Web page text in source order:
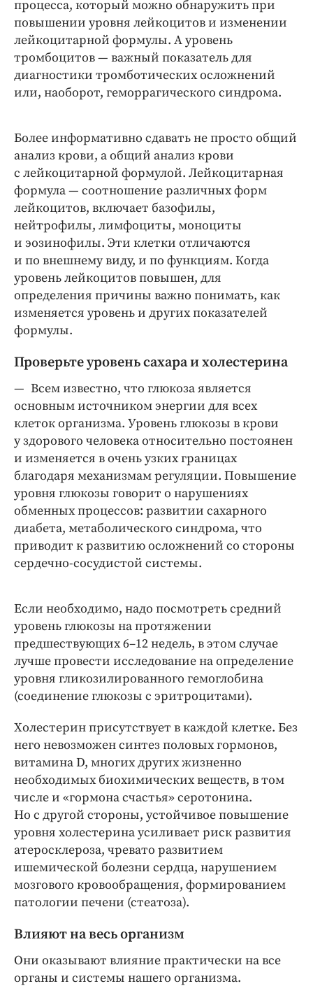
процесса, который можно обнаружить при
повышении уровня лейкоцитов и изменении
лейкоцитарной формулы. А уровень
тромбоцитов — ​важный показатель для
диагностики тромботических осложнений
или, наоборот, геморрагического синдрома.
Более информативно сдавать не просто общий
анализ крови, а общий анализ крови
с лейкоцитарной формулой. Лейкоцитарная
формула — ​соотношение различных форм
лейкоцитов, включает базофилы,
нейтрофилы, лимфоциты, моноциты
и эозинофилы. Эти клетки отличаются
и по внешнему виду, и по функциям. Когда
уровень лейкоцитов повышен, для
определения причины важно понимать, как
изменяется уровень и других показателей
формулы.
Проверьте уровень сахара и холестерина
— Всем известно, что глюкоза является
основным источником энергии для всех
клеток организма. Уровень глюкозы в крови
у здорового человека относительно постоянен
и изменяется в очень узких границах
благодаря механизмам регуляции. Повышение
уровня глюкозы говорит о нарушениях
обменных процессов: развитии сахарного
диабета, метаболического синдрома, что
приводит к развитию осложнений со стороны
сердечно-­сосудистой системы.
Если необходимо, надо посмотреть средний
уровень глюкозы на протяжении
предшествующих 6–12 недель, в этом случае
лучше провести исследование на ​определение
уровня гликозилированного гемоглобина
(соединение глюкозы с эритроцитами).
Холестерин присутствует в каждой клетке. Без
него невозможен синтез половых гормонов,
витамина D, многих других жизненно
необходимых биохимических веществ, в том
числе и «гормона счастья» серотонина.
Но с другой стороны, устойчивое повышение
уровня холестерина усиливает риск развития
атеросклероза, чревато развитием
ишемической болезни сердца, нарушением
мозгового крово­обращения, формированием
патологии печени (стеатоза).
Влияют на весь организм
Они оказывают влияние практически на все
органы и системы нашего организма.